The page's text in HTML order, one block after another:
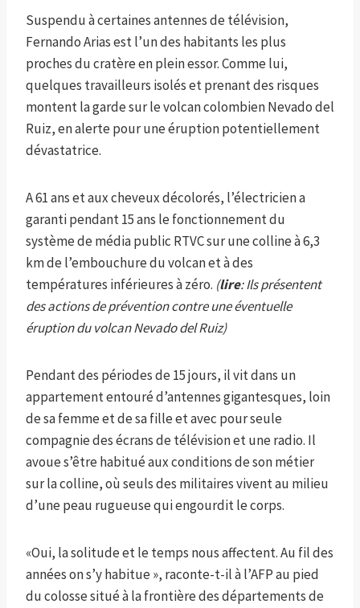
Suspendu à certaines antennes de télévision,
Fernando Arias est l’un des habitants les plus
proches du cratère en plein essor. Comme lui,
quelques travailleurs isolés et prenant des risques
montent la garde sur le volcan colombien Nevado del
Ruiz, en alerte pour une éruption potentiellement
dévastatrice.
A 61 ans et aux cheveux décolorés, l’électricien a
garanti pendant 15 ans le fonctionnement du
système de média public RTVC sur une colline à 6,3
km de l’embouchure du volcan et à des
températures inférieures à zéro. (lire: Ils présentent
des actions de prévention contre une éventuelle
éruption du volcan Nevado del Ruiz)
Pendant des périodes de 15 jours, il vit dans un
appartement entouré d’antennes gigantesques, loin
de sa femme et de sa fille et avec pour seule
compagnie des écrans de télévision et une radio. Il
avoue s’être habitué aux conditions de son métier
sur la colline, où seuls des militaires vivent au milieu
d’une peau rugueuse qui engourdit le corps.
«Oui, la solitude et le temps nous affectent. Au fil des
années on s’y habitue », raconte-t-il à l’AFP au pied
du colosse situé à la frontière des départements de